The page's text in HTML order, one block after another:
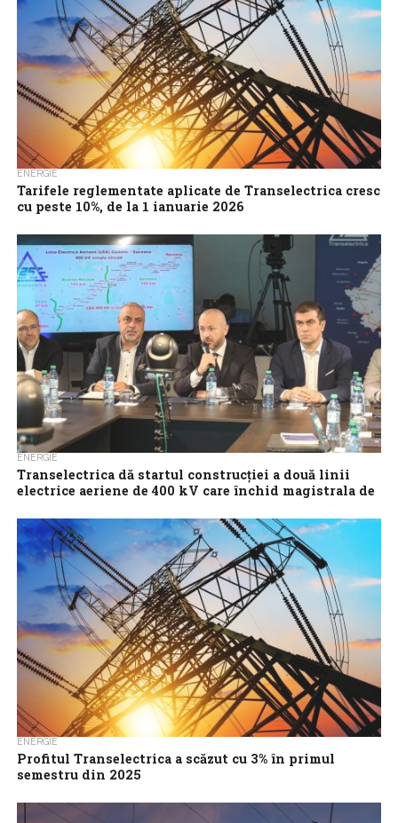
ENERGIE
Tarifele reglementate aplicate de Transelectrica cresc
cu peste 10%, de la 1 ianuarie 2026
Transelectrica, aplicabil de la 1 ianuarie 2026, va fi de 14,70
lei/MWh, în creștere...
ENERGIE
Transelectrica dă startul construcției a două linii
electrice aeriene de 400 kV care închid magistrala de
interconexiunea României cu Republica Moldova
Transelectrica face pași hotărâți pentru realizarea unui sistem
electroenergetic mai sigur și mai interconectat. Astăzi, la
Suceava, a avut loc, primul comandament...
ENERGIE
Profitul Transelectrica a scăzut cu 3% în primul
semestru din 2025
profit net de 256 milioane lei, în scădere cu 3% față de...